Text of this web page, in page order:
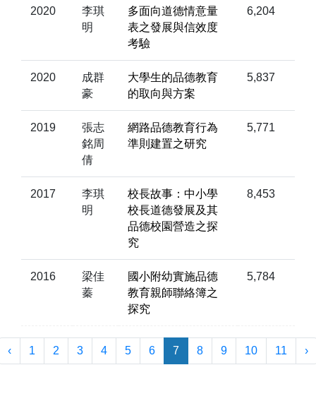
2020
李琪
明
多面向道德情意量
表之發展與信效度
考驗
6,204
2020
成群
豪
大學生的品德教育
的取向與方案
5,837
2019
張志
銘周
倩
網路品德教育行為
準則建置之研究
5,771
2017
李琪
明
校長故事：中小學
校長道德發展及其
品德校園營造之探
究
8,453
2016
梁佳
蓁
國小附幼實施品德
教育親師聯絡簿之
探究
5,784
‹ 1 2 3 4 5 6 7 8 9 10 11 ›